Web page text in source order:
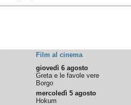
Film al cinema
giovedì 6 agosto
Greta e le favole vere
Borgo
mercoledì 5 agosto
Hokum